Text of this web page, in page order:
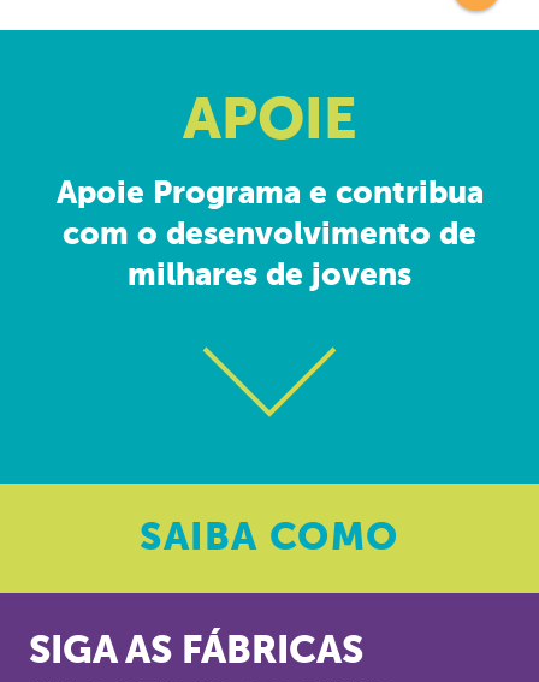
APOIE
Apoie Programa e contribua
com o desenvolvimento de
milhares de jovens
SAIBA COMO
SIGA AS FÁBRICAS